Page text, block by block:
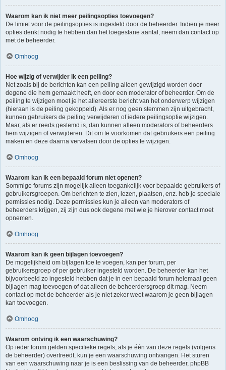
Waarom kan ik niet meer peilingsopties toevoegen?
De limiet voor de peilingsopties is ingesteld door de beheerder. Indien je meer
opties denkt nodig te hebben dan het toegestane aantal, neem dan contact op
met de beheerder.
Omhoog
Hoe wijzig of verwijder ik een peiling?
Net zoals bij de berichten kan een peiling alleen gewijzigd worden door
degene die hem gemaakt heeft, en door een moderator of beheerder. Om de
peiling te wijzigen moet je het allereerste bericht van het onderwerp wijzigen
(hieraan is de peiling gekoppeld). Als er nog geen stemmen zijn uitgebracht,
kunnen gebruikers de peiling verwijderen of iedere peilingsoptie wijzigen.
Maar, als er reeds gestemd is, dan kunnen alleen moderators of beheerders
hem wijzigen of verwijderen. Dit om te voorkomen dat gebruikers een peiling
maken en deze daarna vervalsen door de opties te wijzigen.
Omhoog
Waarom kan ik een bepaald forum niet openen?
Sommige forums zijn mogelijk alleen toegankelijk voor bepaalde gebruikers of
gebruikersgroepen. Om berichten te zien, lezen, plaatsen, enz. heb je speciale
permissies nodig. Deze permissies kun je alleen van moderators of
beheerders krijgen, zij zijn dus ook degene met wie je hierover contact moet
opnemen.
Omhoog
Waarom kan ik geen bijlagen toevoegen?
De mogelijkheid om bijlagen toe te voegen, kan per forum, per
gebruikersgroep of per gebruiker ingesteld worden. De beheerder kan het
bijvoorbeeld zo ingesteld hebben dat je in een bepaald forum helemaal geen
bijlagen mag toevoegen of dat alleen de beheerdersgroep dit mag. Neem
contact op met de beheerder als je niet zeker weet waarom je geen bijlagen
kan toevoegen.
Omhoog
Waarom ontving ik een waarschuwing?
Op ieder forum gelden specifieke regels, als je één van deze regels (volgens
de beheerder) overtreedt, kun je een waarschuwing ontvangen. Het sturen
van een waarschuwing naar je is een beslissing van de beheerder, phpBB